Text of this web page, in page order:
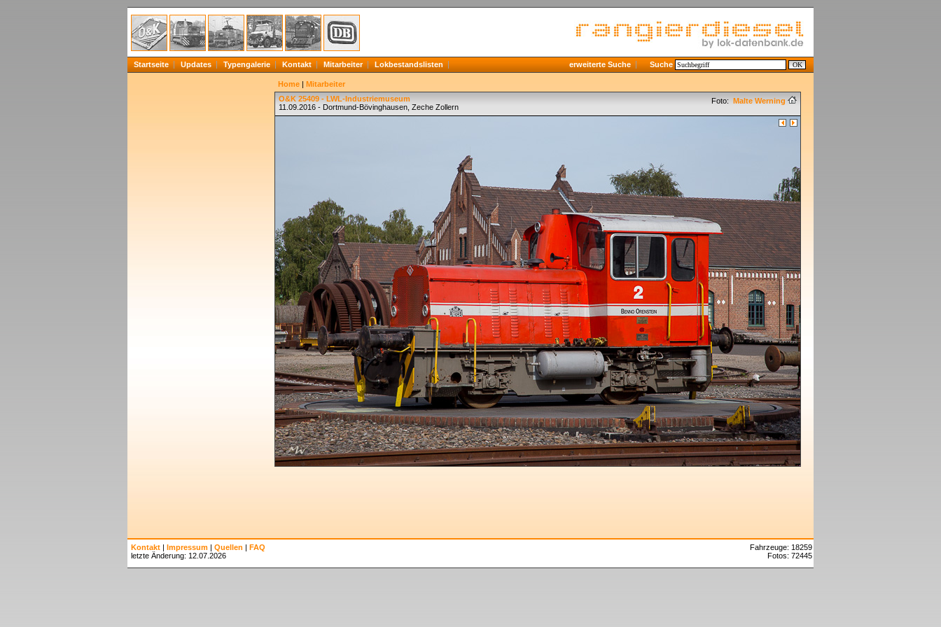
Startseite Updates Typengalerie Kontakt Mitarbeiter Lokbestandslisten erweiterte Suche Suche
Home | Mitarbeiter
O&K 25409 - LWL-Industriemuseum
11.09.2016 - Dortmund-Bövinghausen, Zeche Zollern
Foto: Malte Werning
Kontakt | Impressum | Quellen | FAQ
letzte Änderung: 12.07.2026
Fahrzeuge: 18259
Fotos: 72445